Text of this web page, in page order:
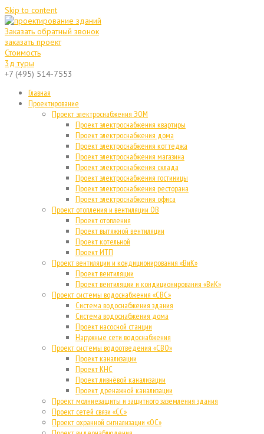
Skip to content
Заказать обратный звонок
заказать проект
Стоимость
3д туры
+7 (495) 514-7553
Главная
Проектирование
Проект электроснабжения ЭОМ
Проект электроснабжения квартиры
Проект электроснабжения дома
Проект электроснабжения коттеджа
Проект электроснабжения магазина
Проект электроснабжения склада
Проект электроснабжения гостиницы
Проект электроснабжения ресторана
Проект электроснабжения офиса
Проект отопления и вентиляции ОВ
Проект отопления
Проект вытяжной вентиляции
Проект котельной
Проект ИТП
Проект вентиляции и кондиционирования «ВиК»
Проект вентиляции
Проект вентиляции и кондиционирования «ВиК»
Проект системы водоснабжения «СВС»
Система водоснабжения здания
Система водоснабжения дома
Проект насосной станции
Наружные сети водоснабжения
Проект системы водоотведения «СВО»
Проект канализации
Проект КНС
Проект ливнёвой канализации
Проект дренажной канализации
Проект молниезащиты и защитного заземления здания
Проект сетей связи «СС»
Проект охранной сигнализации «ОС»